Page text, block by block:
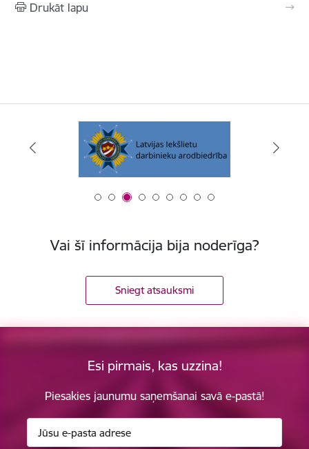
Drukāt lapu
Vai šī informācija bija noderīga?
Sniegt atsauksmi
Esi pirmais, kas uzzina!
Piesakies jaunumu saņemšanai savā e-pastā!